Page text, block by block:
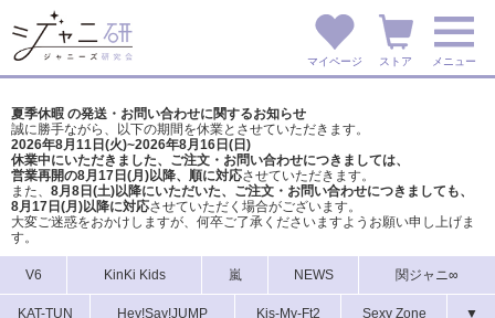
マイページ ストア メニュー
夏季休暇 の発送・お問い合わせに関するお知らせ
誠に勝手ながら、以下の期間を休業とさせていただきます。
2026年8月11日(火)~2026年8月16日(日)
休業中にいただきました、ご注文・お問い合わせにつきましては、
営業再開の8月17日(月)以降、順に対応させていただきます。
また、 8月8日(土)以降にいただいた、ご注文・ お問い合わせにつきましても、
8月17日(月)以降に対応させていただく場合がございます。
大変ご迷惑をおかけしますが、 何卒ご了承くださいますようお願い申し上げま
す。
V6 KinKi Kids 嵐 NEWS 関ジャニ∞
KAT-TUN Hey!Say!JUMP Kis-My-Ft2 Sexy Zone ▼